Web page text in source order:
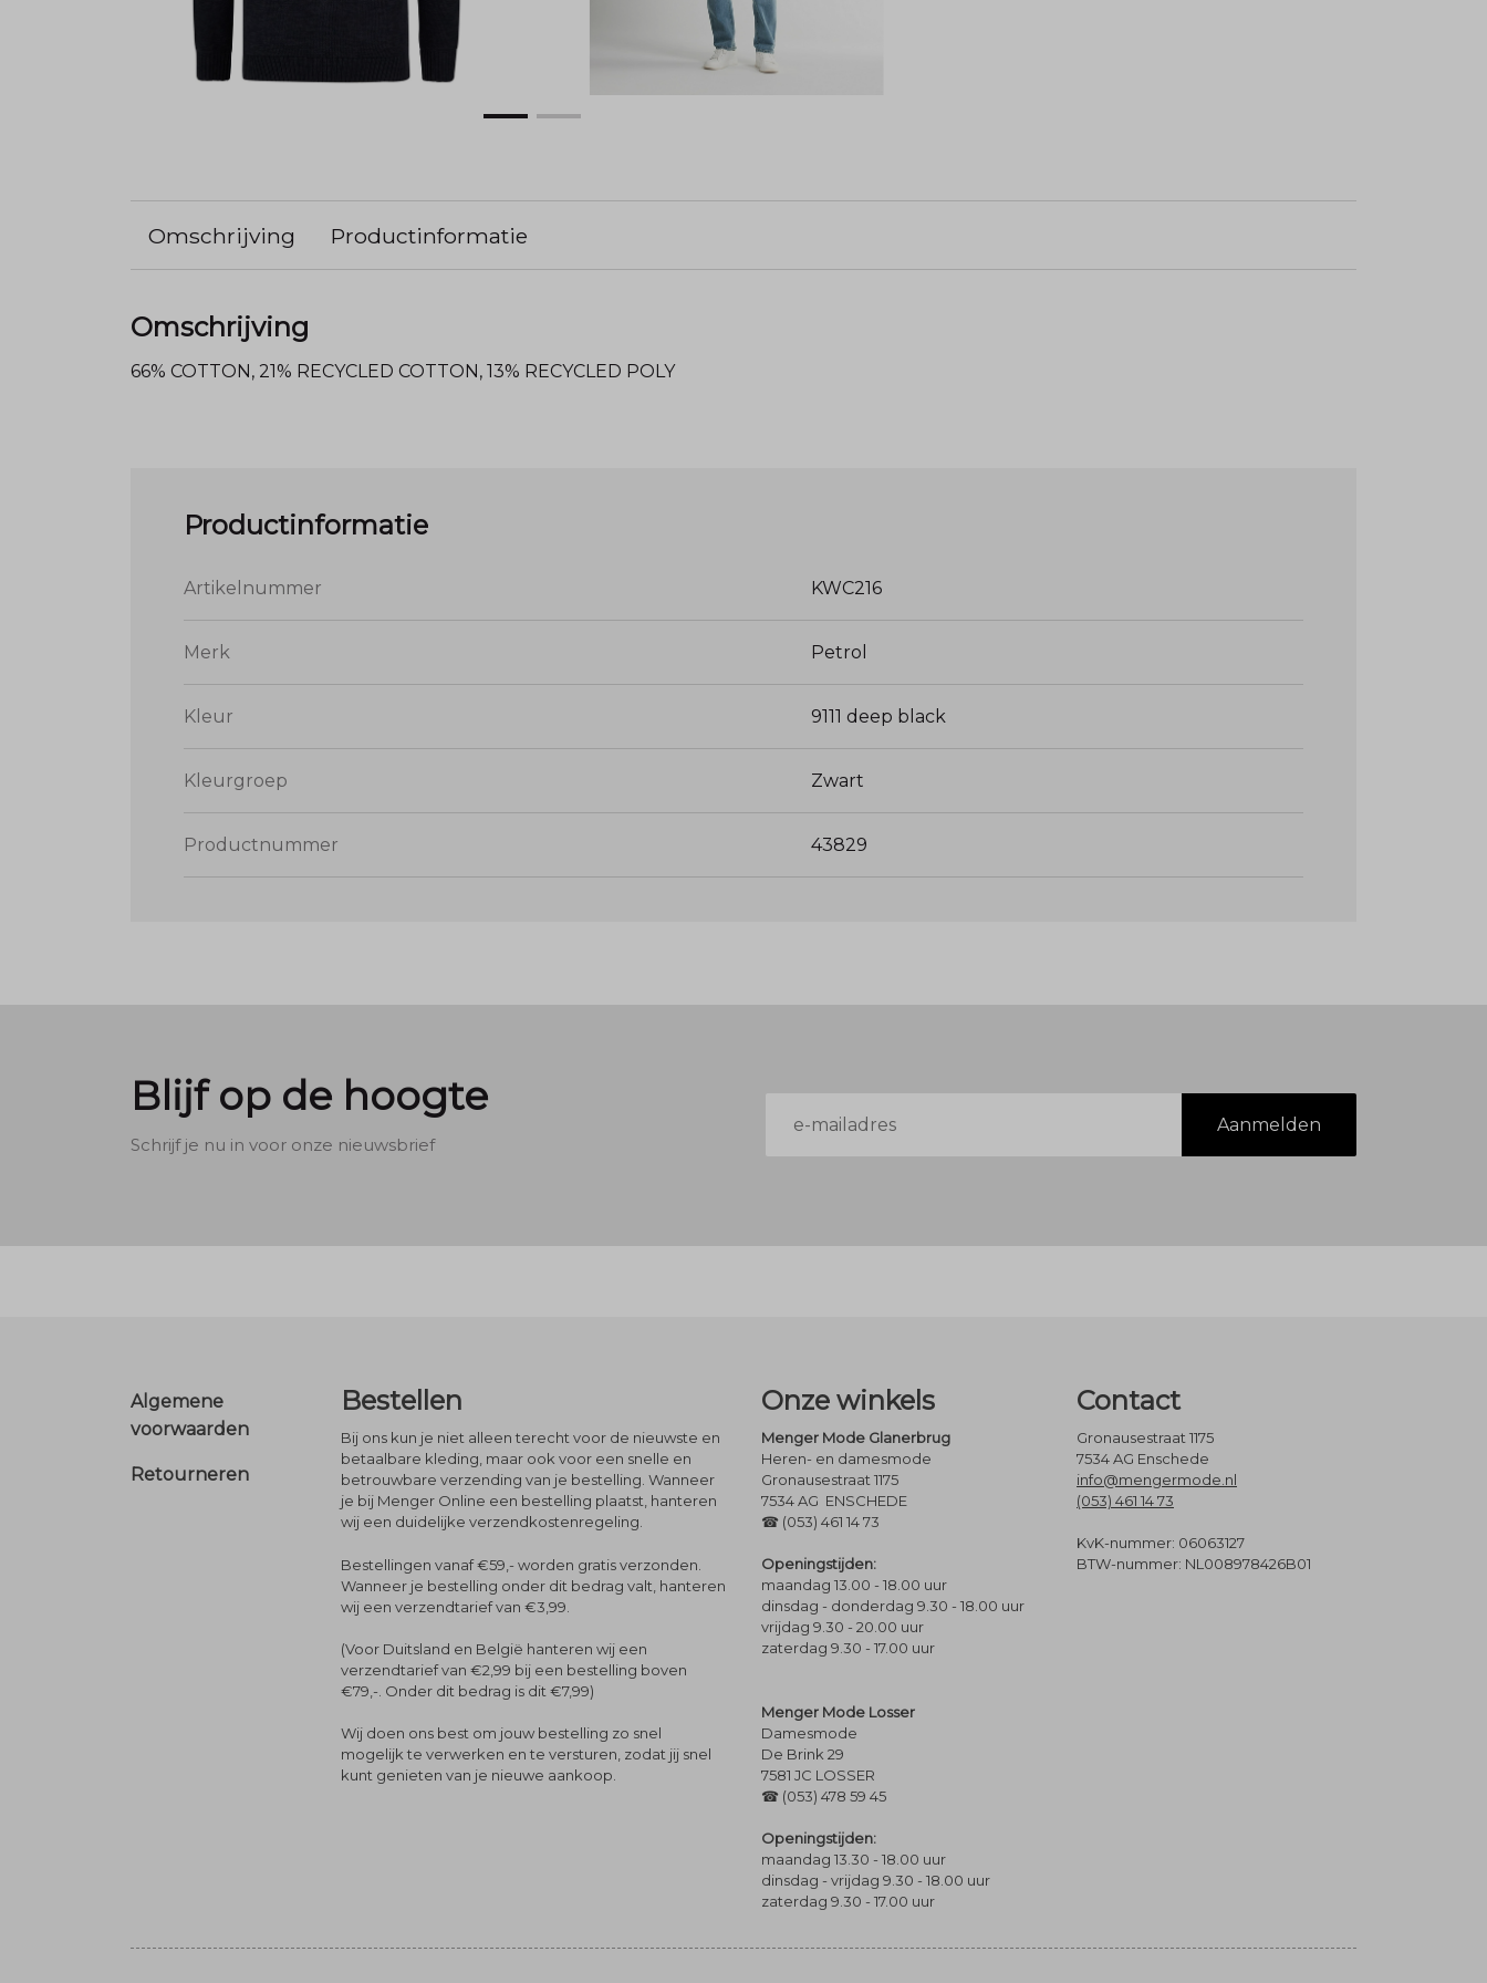
Omschrijving Productinformatie
Omschrijving
66% COTTON, 21% RECYCLED COTTON, 13% RECYCLED POLY
Productinformatie
Artikelnummer KWC216
Merk Petrol
Kleur 9111 deep black
Kleurgroep Zwart
Productnummer 43829
Blijf op de hoogte
Schrijf je nu in voor onze nieuwsbrief
mailadres
Aanmelden
Footer
Algemene
voorwaarden
Retourneren
Bestellen
Bij ons kun je niet alleen terecht voor de nieuwste en
betaalbare kleding, maar ook voor een snelle en
betrouwbare verzending van je bestelling. Wanneer
je bij Menger Online een bestelling plaatst, hanteren
wij een duidelijke verzendkostenregeling.
Bestellingen vanaf €59,- worden gratis verzonden.
Wanneer je bestelling onder dit bedrag valt, hanteren
wij een verzendtarief van €3,99.
(Voor Duitsland en België hanteren wij een
verzendtarief van €2,99 bij een bestelling boven
€79,-. Onder dit bedrag is dit €7,99)
Wij doen ons best om jouw bestelling zo snel
mogelijk te verwerken en te versturen, zodat jij snel
kunt genieten van je nieuwe aankoop.
Onze winkels
Menger Mode Glanerbrug
Heren- en damesmode
Gronausestraat 1175
7534 AG ENSCHEDE
☎ (053) 461 14 73
Openingstijden:
maandag 13.00 - 18.00 uur
dinsdag - donderdag 9.30 - 18.00 uur
vrijdag 9.30 - 20.00 uur
zaterdag 9.30 - 17.00 uur
Menger Mode Losser
Damesmode
De Brink 29
7581 JC LOSSER
☎ (053) 478 59 45
Openingstijden:
maandag 13.30 - 18.00 uur
dinsdag - vrijdag 9.30 - 18.00 uur
zaterdag 9.30 - 17.00 uur
Contact
Gronausestraat 1175
7534 AG Enschede
info@mengermode.nl
(053) 461 14 73
KvK-nummer: 06063127
BTW-nummer: NL008978426B01